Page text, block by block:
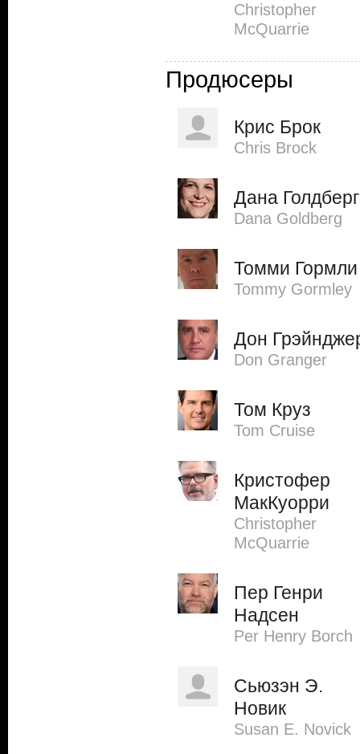
Christopher
McQuarrie
Продюсеры
Крис Брок
Chris Brock
Дана Голдберг
Dana Goldberg
Томми Гормли
Tommy Gormley
Дон
Don Granger
Том Круз
Tom Cruise
Кристофер
МакКуорри
Christopher
McQuarrie
Пер Генри
Надсен
Per Henry Borch
Сьюзэн Э.
Новик
Susan E. Novick